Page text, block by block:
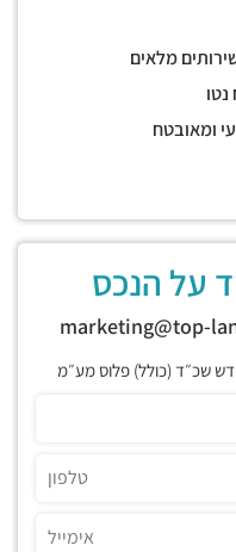
על הנכס
שכ״ד (כולל) פלוס מע״מ